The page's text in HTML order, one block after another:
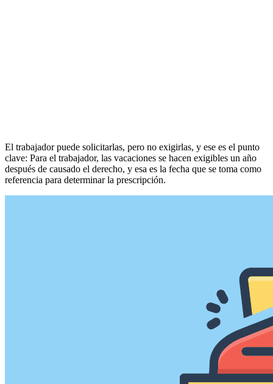
El trabajador puede solicitarlas, pero no exigirlas, y ese es el punto
clave: Para el trabajador, las vacaciones se hacen exigibles un año
después de causado el derecho, y esa es la fecha que se toma como
referencia para determinar la prescripción.